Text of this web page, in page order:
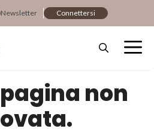
Newsletter Connettersi
non